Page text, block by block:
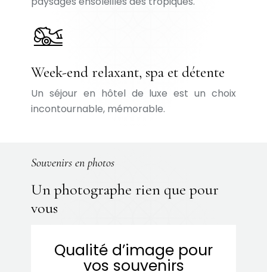
Week-end relaxant, spa et détente
Un séjour en hôtel de luxe est un choix
incontournable, mémorable.
Souvenirs en photos
Un photographe rien que pour
vous
Qualité d’image pour
vos souvenirs